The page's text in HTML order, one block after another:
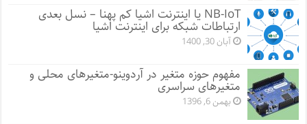
NB-IoT یا اینترنت اشیا کم پهنا – نسل بعدی
ارتباطات شبکه برای اینترنت اشیا
آبان 30, 1400
مفهوم حوزه متغیر در آردوینو-متغیرهای محلی و
متغیرهای سراسری
بهمن 6, 1396